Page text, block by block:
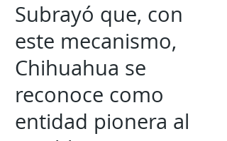
Subrayó que, con
este mecanismo,
Chihuahua se
reconoce como
entidad pionera al